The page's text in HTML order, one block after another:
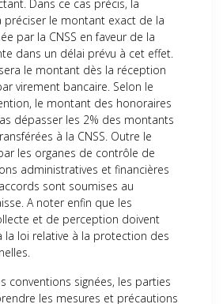
Dans ce cas précis, la
préciser le montant exact de la
par la CNSS en faveur de la
dans un délai prévu à cet effet.
le montant dès la réception
virement bancaire. Selon le
le montant des honoraires
dépasser les 2% des montants
à la CNSS. Outre le
les organes de contrôle de
administratives et financières
sont soumises au
A noter enfin que les
et de perception doivent
la loi relative à la protection des
conventions signées, les parties
les mesures et précautions